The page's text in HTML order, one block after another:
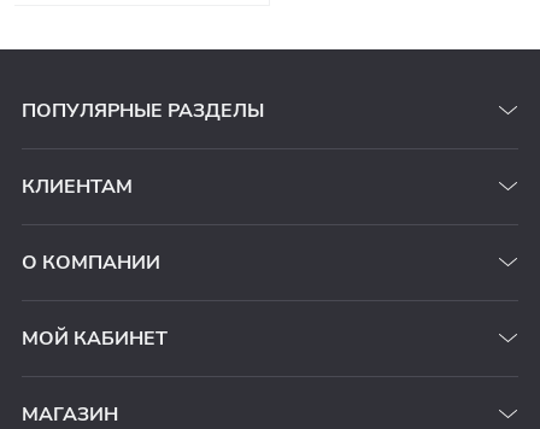
ПОПУЛЯРНЫЕ РАЗДЕЛЫ
КЛИЕНТАМ
О КОМПАНИИ
МОЙ КАБИНЕТ
МАГАЗИН